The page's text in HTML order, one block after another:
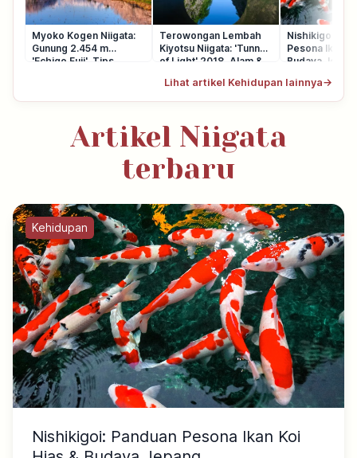
Myoko Kogen Niigata:
Gunung 2.454 m
'Echigo Fuji', Tips
Terowongan Lembah
Kiyotsu Niigata: 'Tunnel
of Light' 2018, Alam &
Nishikigoi:
Pesona Ikan
Budaya
Lihat artikel Kehidupan lainnya→
Artikel Niigata
terbaru
Kehidupan
Nishikigoi: Panduan Pesona Ikan Koi